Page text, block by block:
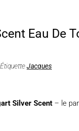
Eau De
ÉtiquetteJacques
Silver Scent – le